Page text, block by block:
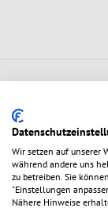
Unverzichtbar bei
in der Produktion
Wir setzen auf unserer
während andere uns
zu betreiben. Sie
"Einstellungen
Nähere Hinweise